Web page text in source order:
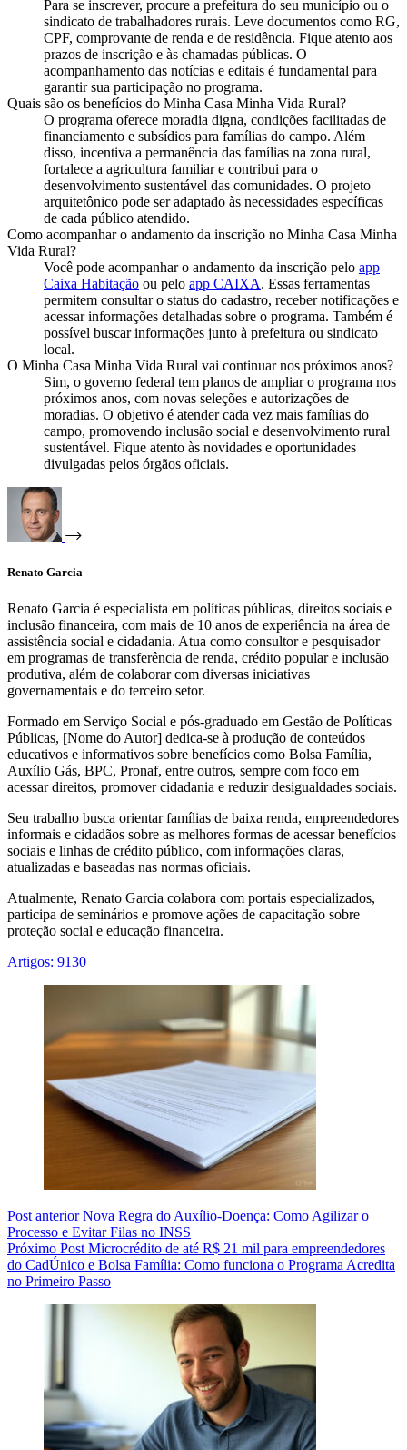
Para se inscrever, procure a prefeitura do seu município ou o
sindicato de trabalhadores rurais. Leve documentos como RG,
CPF, comprovante de renda e de residência. Fique atento aos
prazos de inscrição e às chamadas públicas. O
acompanhamento das notícias e editais é fundamental para
garantir sua participação no programa.
Quais são os benefícios do Minha Casa Minha Vida Rural?
O programa oferece moradia digna, condições facilitadas de
financiamento e subsídios para famílias do campo. Além
disso, incentiva a permanência das famílias na zona rural,
fortalece a agricultura familiar e contribui para o
desenvolvimento sustentável das comunidades. O projeto
arquitetônico pode ser adaptado às necessidades específicas
de cada público atendido.
Como acompanhar o andamento da inscrição no Minha Casa Minha
Vida Rural?
Você pode acompanhar o andamento da inscrição pelo app
Caixa Habitação ou pelo app CAIXA. Essas ferramentas
permitem consultar o status do cadastro, receber notificações e
acessar informações detalhadas sobre o programa. Também é
possível buscar informações junto à prefeitura ou sindicato
local.
O Minha Casa Minha Vida Rural vai continuar nos próximos anos?
Sim, o governo federal tem planos de ampliar o programa nos
próximos anos, com novas seleções e autorizações de
moradias. O objetivo é atender cada vez mais famílias do
campo, promovendo inclusão social e desenvolvimento rural
sustentável. Fique atento às novidades e oportunidades
divulgadas pelos órgãos oficiais.
Renato Garcia
Renato Garcia é especialista em políticas públicas, direitos sociais e
inclusão financeira, com mais de 10 anos de experiência na área de
assistência social e cidadania. Atua como consultor e pesquisador
em programas de transferência de renda, crédito popular e inclusão
produtiva, além de colaborar com diversas iniciativas
governamentais e do terceiro setor.
Formado em Serviço Social e pós-graduado em Gestão de Políticas
Públicas, [Nome do Autor] dedica-se à produção de conteúdos
educativos e informativos sobre benefícios como Bolsa Família,
Auxílio Gás, BPC, Pronaf, entre outros, sempre com foco em
acessar direitos, promover cidadania e reduzir desigualdades sociais.
Seu trabalho busca orientar famílias de baixa renda, empreendedores
informais e cidadãos sobre as melhores formas de acessar benefícios
sociais e linhas de crédito público, com informações claras,
atualizadas e baseadas nas normas oficiais.
Atualmente, Renato Garcia colabora com portais especializados,
participa de seminários e promove ações de capacitação sobre
proteção social e educação financeira.
Artigos: 9130
Post anteriorNova Regra do Auxílio-Doença: Como Agilizar o
Processo e Evitar Filas no INSS
Próximo Post Microcrédito de até R$ 21 mil para empreendedores
do CadÚnico e Bolsa Família: Como funciona o Programa Acredita
no Primeiro Passo